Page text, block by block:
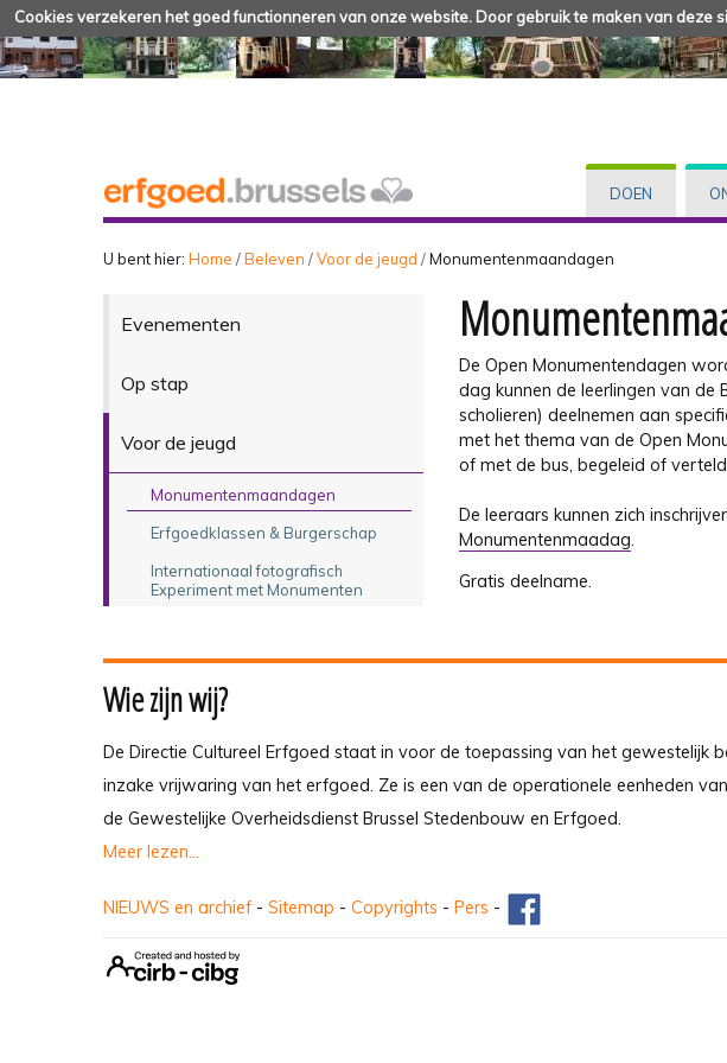
Cookies verzekeren het goed functionneren van onze website. Door gebruik te maken van deze
DOEN
U bent hier: Home /Beleven /Voor de jeugd /Monumentenmaandagen
Evenementen
Op stap
Voor de jeugd
Monumentenmaandagen
Erfgoedklassen & Burgerschap
Internationaal fotografisch
Experiment met Monumenten
De Open Monumentendagen
dag kunnen de leerlingen van de
scholieren) deelnemen aan
met het thema van de Open
of met de bus, begeleid of verteld,
De leeraars kunnen zich
Monumentenmaadag.
Gratis deelname.
Wie zijn wij?
De Directie Cultureel Erfgoed staat in voor de toepassing van het gewestelijk
inzake vrijwaring van het erfgoed. Ze is een van de operationele eenheden van
de Gewestelijke Overheidsdienst Brussel Stedenbouw en Erfgoed.
Meer lezen...
NIEUWS en archief - Sitemap - Copyrights - Pers -